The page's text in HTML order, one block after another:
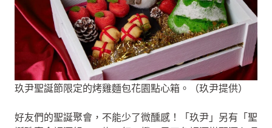
玖尹聖誕節限定的烤雞麵包花園點心箱。（玖尹提供）
好友們的聖誕聚會，不能少了微醺感！「玖尹」另有「聖